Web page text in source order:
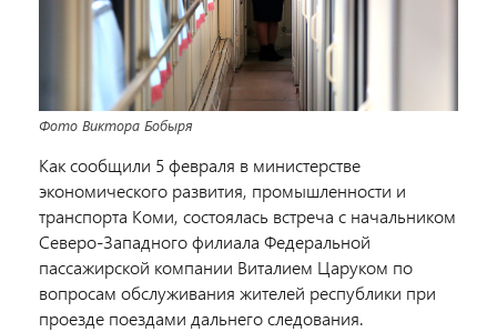
Фото Виктора Бобыря
Как сообщили 5 февраля в министерстве
экономического развития, промышленности и
транспорта Коми, состоялась встреча с начальником
Северо-Западного филиала Федеральной
пассажирской компании Виталием Царуком по
вопросам обслуживания жителей республики при
проезде поездами дальнего следования.